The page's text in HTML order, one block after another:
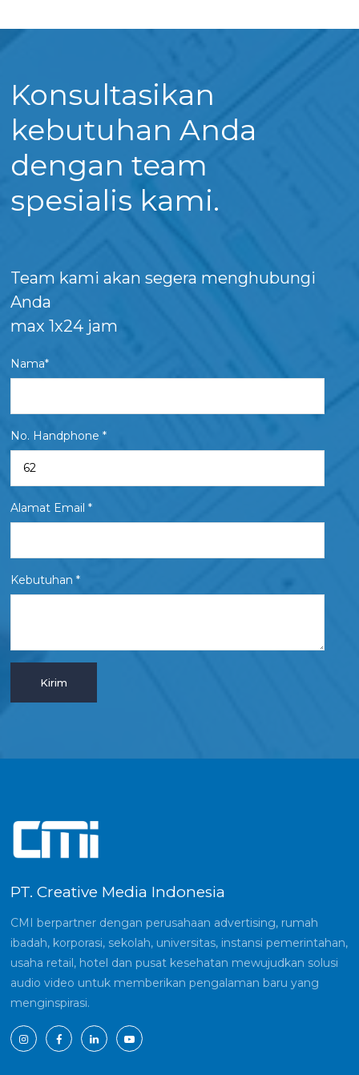
Konsultasikan
kebutuhan Anda
dengan team
spesialis kami.
Team kami akan segera menghubungi
Anda
max 1x24 jam
Nama*
No. Handphone *
Alamat Email *
Kebutuhan *
PT. Creative Media Indonesia
CMI berpartner dengan perusahaan advertising, rumah
ibadah, korporasi, sekolah, universitas, instansi pemerintahan,
usaha retail, hotel dan pusat kesehatan mewujudkan solusi
audio video untuk memberikan pengalaman baru yang
menginspirasi.